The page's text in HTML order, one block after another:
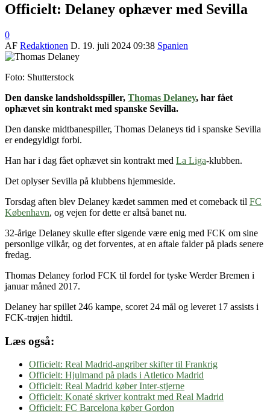
Officielt: Delaney ophæver med Sevilla
0
AF Redaktionen D. 19. juli 2024 09:38 Spanien
Foto: Shutterstock
Den danske landsholdsspiller, Thomas Delaney, har fået
ophævet sin kontrakt med spanske Sevilla.
Den danske midtbanespiller, Thomas Delaneys tid i spanske Sevilla
er endegyldigt forbi.
Han har i dag fået ophævet sin kontrakt med La Liga-klubben.
Det oplyser Sevilla på klubbens hjemmeside.
Torsdag aften blev Delaney kædet sammen med et comeback til FC
København, og vejen for dette er altså banet nu.
32-årige Delaney skulle efter sigende være enig med FCK om sine
personlige vilkår, og det forventes, at en aftale falder på plads senere
fredag.
Thomas Delaney forlod FCK til fordel for tyske Werder Bremen i
januar måned 2017.
Delaney har spillet 246 kampe, scoret 24 mål og leveret 17 assists i
FCK-trøjen hidtil.
Læs også:
Officielt: Real Madrid-angriber skifter til Frankrig
Officielt: Hjulmand på plads i Atletico Madrid
Officielt: Real Madrid køber Inter-stjerne
Officielt: Konaté skriver kontrakt med Real Madrid
Officielt: FC Barcelona køber Gordon